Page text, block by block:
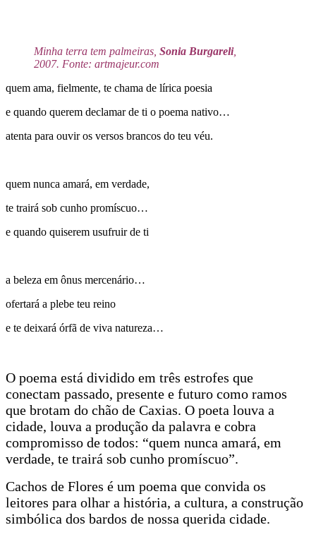
Minha terra tem palmeiras, Sonia Burgareli,
2007. Fonte: artmajeur.com
quem ama, fielmente, te chama de lírica poesia
e quando querem declamar de ti o poema nativo…
atenta para ouvir os versos brancos do teu véu.
quem nunca amará, em verdade,
te trairá sob cunho promíscuo…
e quando quiserem usufruir de ti
a beleza em ônus mercenário…
ofertará a plebe teu reino
e te deixará órfã de viva natureza…
O poema está dividido em três estrofes que
conectam passado, presente e futuro como ramos
que brotam do chão de Caxias. O poeta louva a
cidade, louva a produção da palavra e cobra
compromisso de todos: “quem nunca amará, em
verdade, te trairá sob cunho promíscuo”.
Cachos de Flores é um poema que convida os
leitores para olhar a história, a cultura, a construção
simbólica dos bardos de nossa querida cidade.